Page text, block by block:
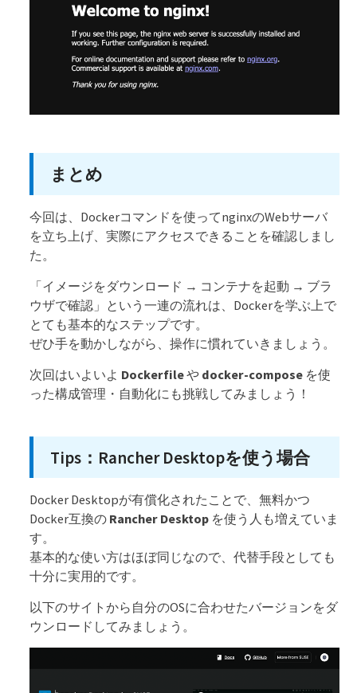
まとめ
今回は、Dockerコマンドを使ってnginxのWebサーバ
を立ち上げ、実際にアクセスできることを確認しまし
た。
「イメージをダウンロード → コンテナを起動 → ブラ
ウザで確認」という一連の流れは、Dockerを学ぶ上で
とても基本的なステップです。
ぜひ手を動かしながら、操作に慣れていきましょう。
次回はいよいよ Dockerfileや docker-composeを使
った構成管理・自動化にも挑戦してみましょう！
Tips：Rancher Desktopを使う場合
Docker Desktopが有償化されたことで、無料かつ
Docker互換の Rancher Desktopを使う人も増えていま
す。
基本的な使い方はほぼ同じなので、代替手段としても
十分に実用的です。
以下のサイトから自分のOSに合わせたバージョンをダ
ウンロードしてみましょう。